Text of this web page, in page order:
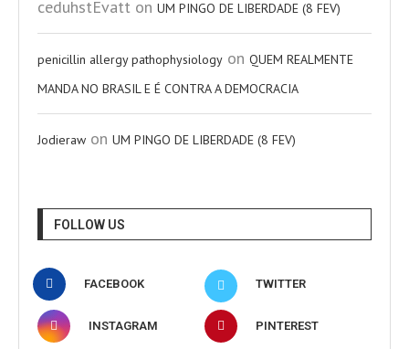
ceduhstEvatt on UM PINGO DE LIBERDADE (8 FEV)
penicillin allergy pathophysiology on QUEM REALMENTE
MANDA NO BRASIL E É CONTRA A DEMOCRACIA
Jodieraw on UM PINGO DE LIBERDADE (8 FEV)
FOLLOW US
FACEBOOK TWITTER
INSTAGRAM PINTEREST